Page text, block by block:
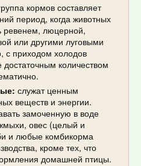
кормов составляет
период, когда животных
ревенем, люцерной,
или другими луговыми
с приходом холодов
достаточным количеством
служат ценным
веществ и энергии.
замоченную в воде
овес (целый и
и любые комбикорма
кроме тех, что
домашней птицы.